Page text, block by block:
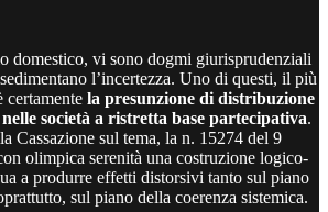
domestico, vi sono dogmi giurisprudenziali
l’incertezza. Uno di questi, il più
certamente la presunzione di distribuzione
società a ristretta base partecipativa.
Cassazione sul tema, la n. 15274 del 9
olimpica serenità una costruzione logico-
a produrre effetti distorsivi tanto sul piano
sul piano della coerenza sistemica.